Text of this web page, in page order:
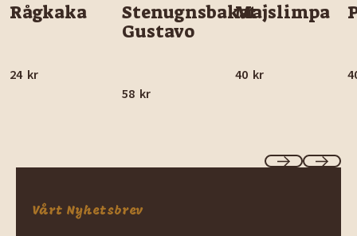
Rågkaka
24 kr
Stenugnsbakat
Gustavo
58 kr
Majslimpa
40 kr
PreviousNext
Vårt Nyhetsbrev